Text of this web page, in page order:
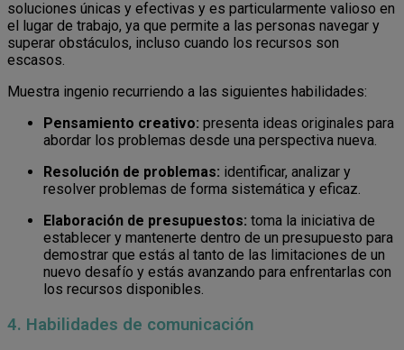
soluciones únicas y efectivas y es particularmente valioso en
el lugar de trabajo, ya que permite a las personas navegar y
superar obstáculos, incluso cuando los recursos son
escasos.
Muestra ingenio recurriendo a las siguientes habilidades:
Pensamiento creativo: presenta ideas originales para
abordar los problemas desde una perspectiva nueva.
Resolución de problemas: identificar, analizar y
resolver problemas de forma sistemática y eficaz.
Elaboración de presupuestos: toma la iniciativa de
establecer y mantenerte dentro de un presupuesto para
demostrar que estás al tanto de las limitaciones de un
nuevo desafío y estás avanzando para enfrentarlas con
los recursos disponibles.
4. Habilidades de comunicación